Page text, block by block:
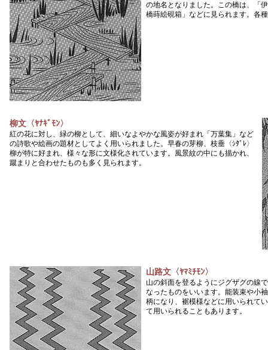
の地名となりました。この橋は、「
橋蒔絵硯箱」などに見られます。各
柳文〈ﾔﾅｷﾞﾓﾝ〉
紅の花に対し、緑の柳として、細いなよやかな風姿が好まれ「万葉集」など
の詩歌や絵画の題材としてよく用いられました。早春の芽柳、枝垂〈ｼﾀﾞﾚ〉
柳が特に好まれ、様々な形に文様化されています。風景紋の中にも描かれ、
蹴まりと合わせたものも多く見られます。
山路文〈ﾔﾏﾐﾁﾓﾝ〉
山の斜面を登るようにジグザグの線
なったものをいいます。能装束や小
柄になり、裾模様などに用いられて
て用いられることもあります。